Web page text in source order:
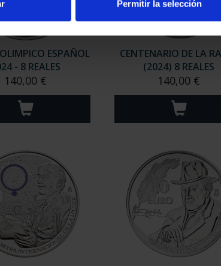
Permitir la selección
ESPAÑOL
- 8 REALES
140,00 €
CENTENARIO DE LA
(2024) 8 REALES
140,00 €